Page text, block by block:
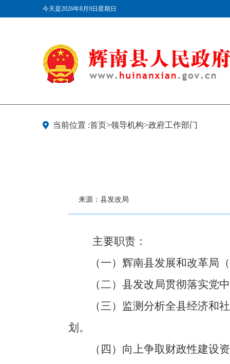
今天是2026年8月9日星期日
当前位置 :首页>领导机构>政府工作部门
来源：县发改局
主要职责：
（一）辉南县发展和改革局（
（二）县发改局贯彻落实党中
（三）监测分析全县经济和社
划。
（四）向上争取财政性建设资